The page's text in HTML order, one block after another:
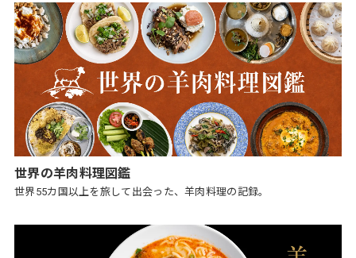
世界の羊肉料理図鑑
世界55カ国以上を旅して出会った、羊肉料理の記録。